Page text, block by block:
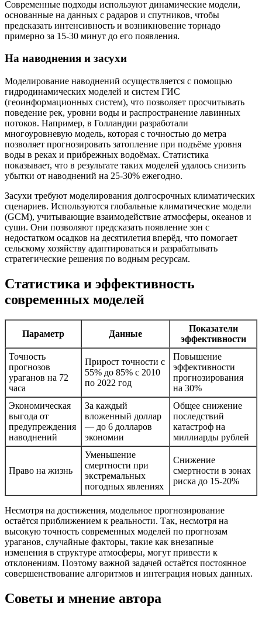
Современные подходы используют динамические модели,
основанные на данных с радаров и спутников, чтобы
предсказать интенсивность и возникновение торнадо
примерно за 15-30 минут до его появления.
На наводнения и засухи
Моделирование наводнений осуществляется с помощью
гидродинамических моделей и систем ГИС
(геоинформационных систем), что позволяет просчитывать
поведение рек, уровни воды и распространение лавинных
потоков. Например, в Голландии разработали
многоуровневую модель, которая с точностью до метра
позволяет прогнозировать затопление при подъёме уровня
воды в реках и прибрежных водоёмах. Статистика
показывает, что в результате таких моделей удалось снизить
убытки от наводнений на 25-30% ежегодно.
Засухи требуют моделирования долгосрочных климатических
сценариев. Используются глобальные климатические модели
(GCM), учитывающие взаимодействие атмосферы, океанов и
суши. Они позволяют предсказать появление зон с
недостатком осадков на десятилетия вперёд, что помогает
сельскому хозяйству адаптироваться и разрабатывать
стратегические решения по водным ресурсам.
Статистика и эффективность
современных моделей
Параметр Данные
Показатели
эффективности
Точность
прогнозов
ураганов на 72
часа
Прирост точности с
55% до 85% с 2010
по 2022 год
Повышение
эффективности
прогнозирования
на 30%
Экономическая
выгода от
предупреждения
наводнений
За каждый
вложенный доллар
— до 6 долларов
экономии
Общее снижение
последствий
катастроф на
миллиарды рублей
Право на жизнь
Уменьшение
смертности при
экстремальных
погодных явлениях
Снижение
смертности в зонах
риска до 15-20%
Несмотря на достижения, модельное прогнозирование
остаётся приближением к реальности. Так, несмотря на
высокую точность современных моделей по прогнозам
ураганов, случайные факторы, такие как внезапные
изменения в структуре атмосферы, могут привести к
отклонениям. Поэтому важной задачей остаётся постоянное
совершенствование алгоритмов и интеграция новых данных.
Советы и мнение автора